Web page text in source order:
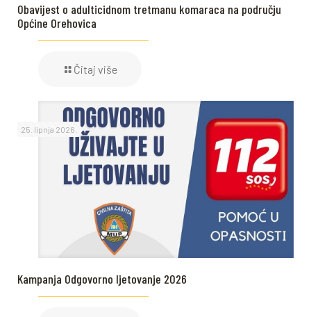
Obavijest o adulticidnom tretmanu komaraca na području
Općine Orehovica
Čitaj više
25. lipnja 2026.
Kampanja Odgovorno ljetovanje 2026